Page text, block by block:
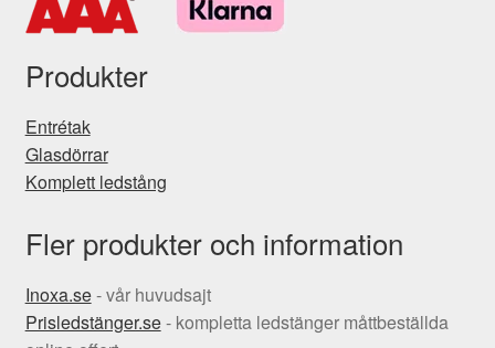
Produkter
Entrétak
Glasdörrar
Komplett ledstång
Fler produkter och information
Inoxa.se- vår huvudsajt
Prisledstänger.se- kompletta ledstänger måttbeställda